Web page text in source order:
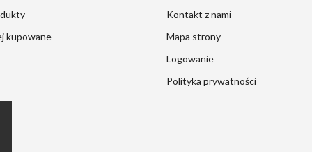
kupowane
Kontakt z nami
Mapa strony
Logowanie
Polityka prywatności